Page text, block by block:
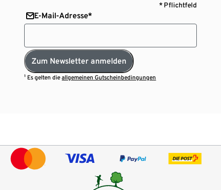
* Pflichtfeld
E-Mail-Adresse*
Zum Newsletter anmelden
¹ Es gelten dieallgemeinen Gutscheinbedingungen